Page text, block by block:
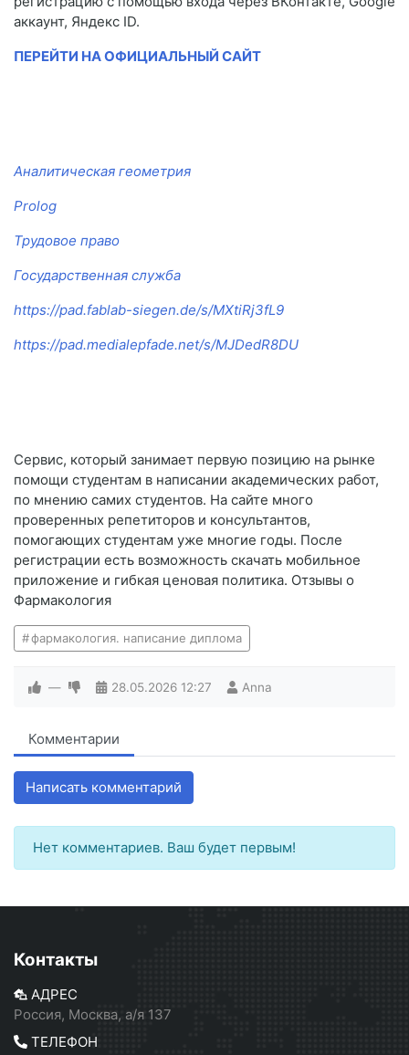
аккаунт, Яндекс ID.
ПЕРЕЙТИ НА ОФИЦИАЛЬНЫЙ САЙТ
Аналитическая геометрия
Prolog
Трудовое право
Государственная служба
https://pad.fablab-siegen.de/s/MXtiRj3fL9
https://pad.medialepfade.net/s/MJDedR8DU
Сервис, который занимает первую позицию на рынке
помощи студентам в написании академических работ,
по мнению самих студентов. На сайте много
проверенных репетиторов и консультантов,
помогающих студентам уже многие годы. После
регистрации есть возможность скачать мобильное
приложение и гибкая ценовая политика. Отзывы о
Фармакология
фармакология. написание диплома
— 28.05.2026 12:27 Anna
Комментарии
Написать комментарий
Нет комментариев. Ваш будет первым!
Контакты
АДРЕС
Россия, Москва, а/я 137
ТЕЛЕФОН